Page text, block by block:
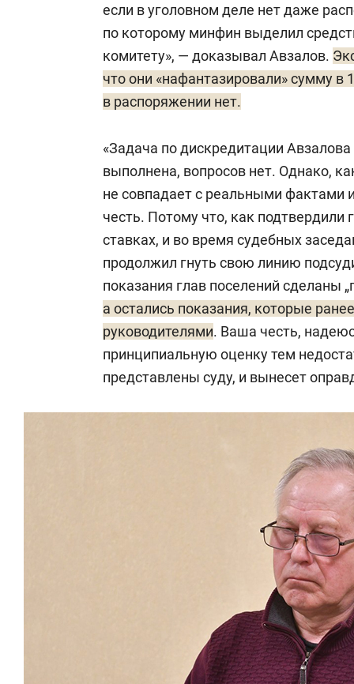
если в уголовном деле нет даже
по которому минфин выделил
комитету», — доказывал Авзалов.
что они «нафантазировали» сумму в
в распоряжении нет.
«Задача по дискредитации
выполнена, вопросов нет. Однако,
не совпадает с реальными
честь. Потому что, как подтвердили
ставках, и во время судебных
продолжил гнуть свою линию
показания глав поселений сделаны
а остались показания, которые
руководителями. Ваша честь,
принципиальную оценку тем
представлены суду, и вынесет